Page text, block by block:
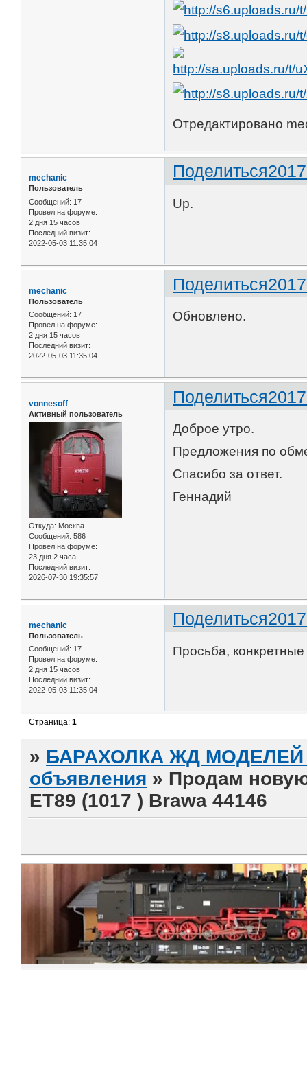
Отредактировано
Поделиться
mechanic
Пользователь
Сообщений: 17
Провел на форуме:
2 дня 15 часов
Последний визит:
2022-05-03 11:35:04
Up.
Поделиться
mechanic
Пользователь
Сообщений: 17
Провел на форуме:
2 дня 15 часов
Последний визит:
2022-05-03 11:35:04
Обновлено.
Поделиться
vonnesoff
Активный пользователь
Откуда: Москва
Сообщений: 586
Провел на форуме:
23 дня 2 часа
Последний визит:
2026-07-30 19:35:57
Доброе утро.
Предложения по
Спасибо за ответ.
Геннадий
Поделиться
mechanic
Пользователь
Сообщений: 17
Провел на форуме:
2 дня 15 часов
Последний визит:
2022-05-03 11:35:04
Просьба,
Страница:1
» БАРАХОЛКА ЖД МОДЕЛЕЙ
объявления » Продам
ЕТ89 (1017 ) Brawa 44146